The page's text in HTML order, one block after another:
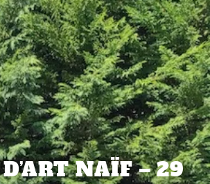
NAÏF – 29